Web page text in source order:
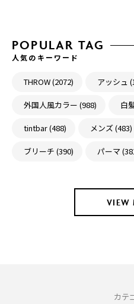
POPULAR TAG
人気のキーワード
THROW (2072) アッシュ
外国人風カラー (988) 白
tintbar (488) メンズ (483)
ブリーチ (390) パーマ
VIEW
カテ